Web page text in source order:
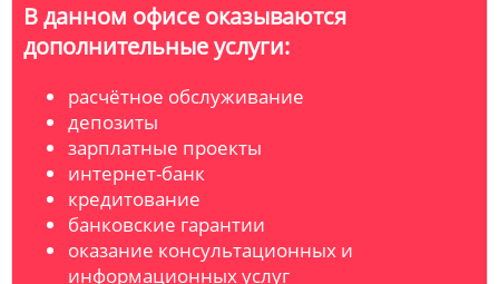
В данном офисе оказываются
дополнительные услуги:
расчётное обслуживание
депозиты
зарплатные проекты
интернет-банк
кредитование
банковские гарантии
оказание консультационных и
информационных услуг